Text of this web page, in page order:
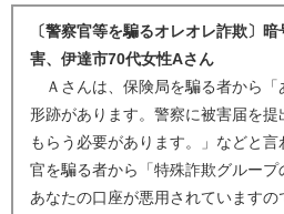
〔警察官等を騙るオレオレ詐欺〕
害、伊達市70代女性Aさん
Ａさんは、保険局を騙る者から「
形跡があります。警察に被害届を
もらう必要があります。」などと
官を騙る者から「特殊詐欺グループ
あなたの口座が悪用されています